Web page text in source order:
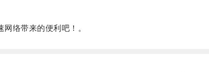
络带来的便利吧！。